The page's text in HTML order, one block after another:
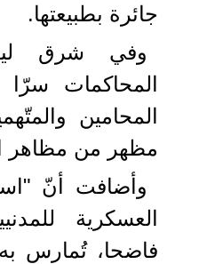
جائرة بطبيعتها.
وفي شرق
المحاكمات سرّا
المحامين
مظهر من مظاهر
وأضافت أنّ
العسكرية
فاضحا، تُمارس